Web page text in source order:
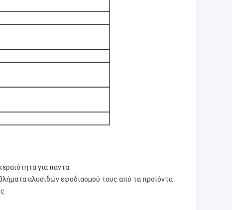
για πάντα.
αλυσιδών εφοδιασμού τους από τα προϊόντα